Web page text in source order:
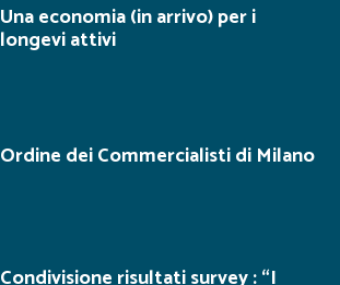
Una economia (in arrivo) per i
longevi attivi
Ordine dei Commercialisti di Milano
Condivisione risultati survey : “I